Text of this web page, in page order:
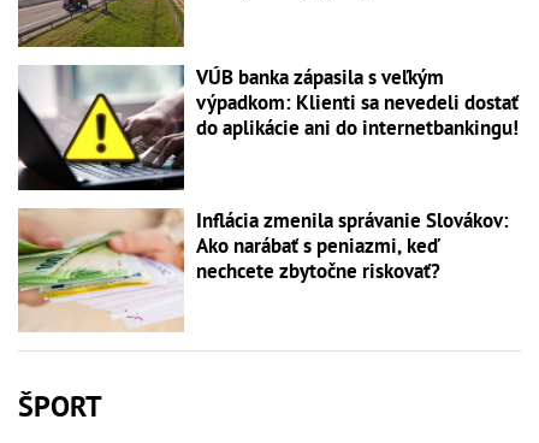
VÚB banka zápasila s veľkým
výpadkom: Klienti sa nevedeli dostať
do aplikácie ani do internetbankingu!
Inflácia zmenila správanie Slovákov:
Ako narábať s peniazmi, keď
nechcete zbytočne riskovať?
ŠPORT